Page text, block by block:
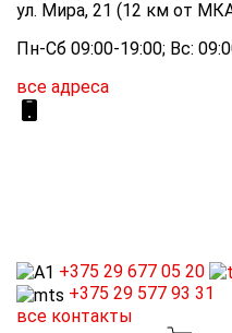
ул. Мира, 21 (12 км от
Пн-Сб 09:00-19:00; Вс:
все адреса
+375 29 677 05 20
+375 29 577 93 31
все контакты